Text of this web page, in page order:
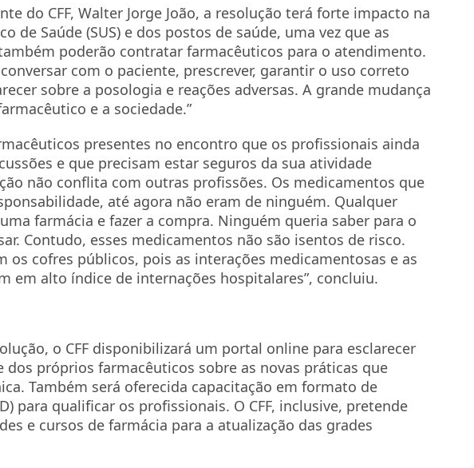
do CFF, Walter Jorge João, a resolução terá forte impacto na
de Saúde (SUS) e dos postos de saúde, uma vez que as
poderão contratar farmacêuticos para o atendimento.
com o paciente, prescrever, garantir o uso correto
sobre a posologia e reações adversas. A grande mudança
e a sociedade.”
presentes no encontro que os profissionais ainda
e que precisam estar seguros da sua atividade
não conflita com outras profissões. Os medicamentos que
até agora não eram de ninguém. Qualquer
farmácia e fazer a compra. Ninguém queria saber para o
Contudo, esses medicamentos não são isentos de risco.
os cofres públicos, pois as interações medicamentosas e as
em alto índice de internações hospitalares”, concluiu.
o CFF disponibilizará um portal online para esclarecer
dos próprios farmacêuticos sobre as novas práticas que
Também será oferecida capacitação em formato de
para qualificar os profissionais. O CFF, inclusive, pretende
e cursos de farmácia para a atualização das grades